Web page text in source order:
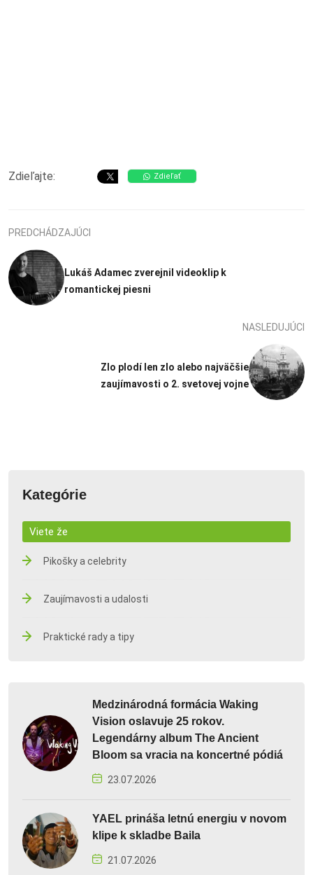
Zdieľajte: Zdieľať
PREDCHÁDZAJÚCI
Lukáš Adamec zverejnil videoklip k
romantickej piesni
NASLEDUJÚCI
Zlo plodí len zlo alebo najväčšie
zaujímavosti o 2. svetovej vojne
Kategórie
Viete že
Pikošky a celebrity
Zaujímavosti a udalosti
Praktické rady a tipy
Medzinárodná formácia Waking
Vision oslavuje 25 rokov.
Legendárny album The Ancient
Bloom sa vracia na koncertné pódiá
23.07.2026
YAEL prináša letnú energiu v novom
klipe k skladbe Baila
21.07.2026